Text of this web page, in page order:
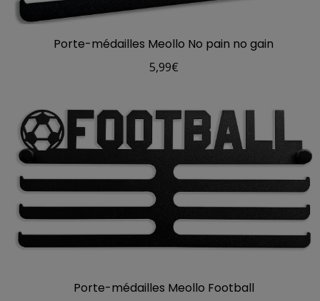
Porte-médailles Meollo No pain no gain
5,99€
Porte-médailles Meollo Football